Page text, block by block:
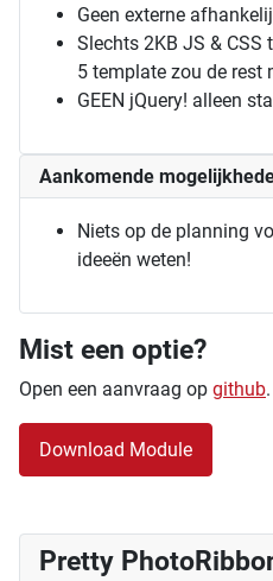
Geen externe
Slechts 2KB JS &
5 template zou de rest
GEEN jQuery! alleen
Aankomende
Niets op de planning
ideeën weten!
Mist een optie?
Open een aanvraag op github.
Download Module
Pretty